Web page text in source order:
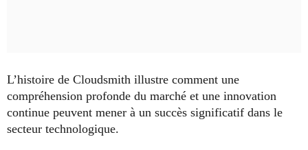
L’histoire de Cloudsmith illustre comment une
compréhension profonde du marché et une innovation
continue peuvent mener à un succès significatif dans le
secteur technologique.